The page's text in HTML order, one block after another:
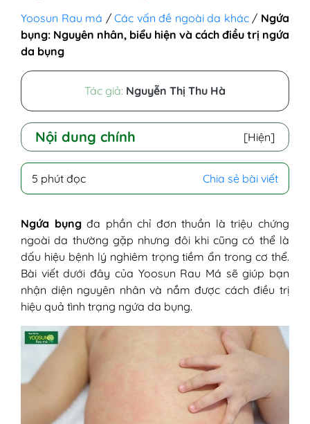
Yoosun Rau má /Các vấn đề ngoài da khác/ Ngứa
bụng: Nguyên nhân, biểu hiện và cách điều trị ngứa
da bụng
Tác giả: Nguyễn Thị Thu Hà
Nội dung chính [Hiện]
II - Biểu hiện ngứa vùng bụng
an toàn
1. Cách làm giảm cơn ngứa bụng tại
nhà
2. Cách điều trị ngứa bụng bằng
thuốc
5 phút đọc Chia sẻ bài viết
Ngứa bụngđa phần chỉ đơn thuần là triệu chứng
ngoài da thường gặp nhưng đôi khi cũng có thể là
dấu hiệu bệnh lý nghiêm trọng tiềm ẩn trong cơ thể.
Bài viết dưới đây của Yoosun Rau Má sẽ giúp bạn
nhận diện nguyên nhân và nắm được cách điều trị
hiệu quả tình trạng ngứa da bụng.